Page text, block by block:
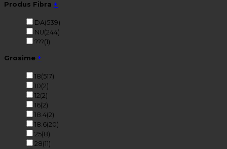
Produs Fibra +
DA(539)
NU(244)
???(1)
Grosime +
18(517)
10(2)
12(2)
16(2)
18.4(2)
18.6(20)
25(8)
28(11)